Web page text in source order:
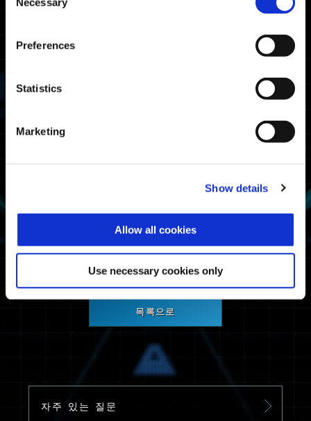
Selection
Preferences
Statistics
Marketing
Show details
Allow all cookies
Use necessary cookies only
※종료 일시는 상황에 따라 변경될 수 있습니다.
Windows
PlayStation®4
Steam®
불편을 끼쳐 죄송하지만, 협조 부탁드립니다.
목록으로
자주 있는 질문